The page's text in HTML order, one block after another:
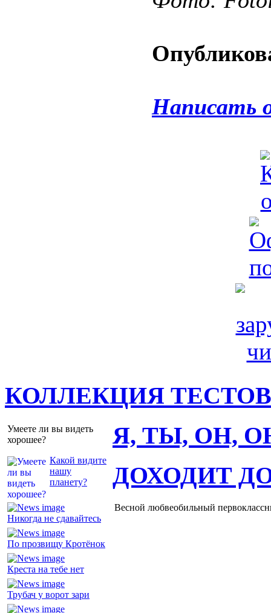
Написать
КОЛЛЕКЦИЯ ТЕСТОВ
Умеете ли вы видеть
хорошее?
Какой видите
нашу
планету?
Я, ТЫ, ОН,
Никогда не сдавайтесь
По прозвищу Кротёнок
Креста на тебе нет
Трубач у ворот зари
ДОХОДИТ
Весной любвеобильный